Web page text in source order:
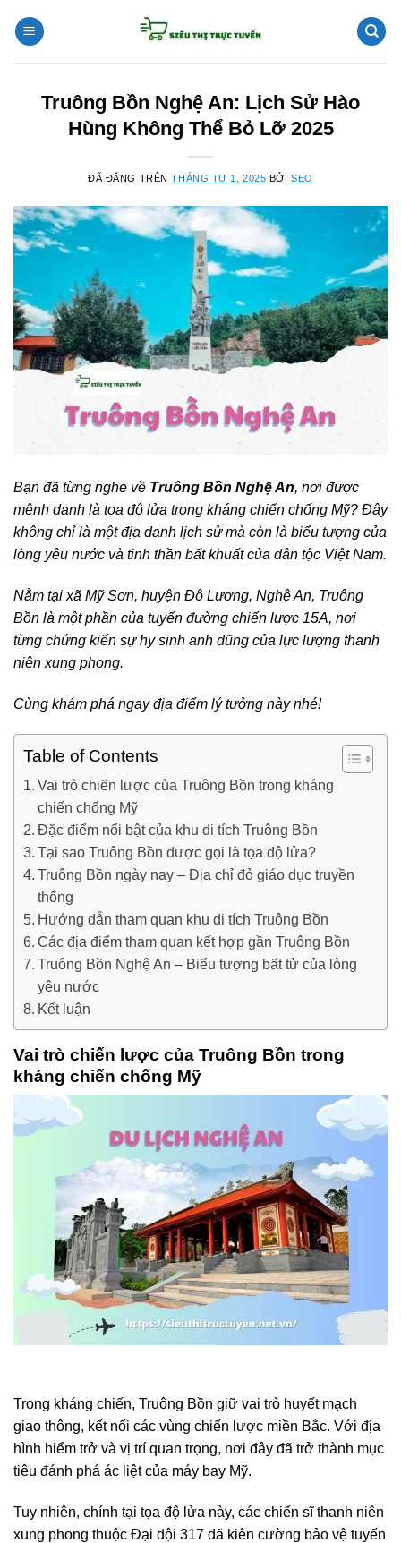
đến
Truông Bồn Nghệ An: Lịch Sử Hào
Hùng Không Thể Bỏ Lỡ 2025
ĐÃ ĐĂNG TRÊNTHÁNG TƯ 1, 2025 BỞISEO
Bạn đã từng nghe về Truông Bồn Nghệ An, nơi được
mệnh danh là tọa độ lửa trong kháng chiến chống Mỹ? Đây
không chỉ là một địa danh lịch sử mà còn là biểu tượng của
lòng yêu nước và tinh thần bất khuất của dân tộc Việt Nam.
Nằm tại xã Mỹ Sơn, huyện Đô Lương, Nghệ An, Truông
Bồn là một phần của tuyến đường chiến lược 15A, nơi
từng chứng kiến sự hy sinh anh dũng của lực lượng thanh
niên xung phong.
Cùng khám phá ngay địa điểm lý tưởng này nhé!
Table of Contents
Vai trò chiến lược của Truông Bồn trong kháng
chiến chống Mỹ
Đặc điểm nổi bật của khu di tích Truông Bồn
Tại sao Truông Bồn được gọi là tọa độ lửa?
Truông Bồn ngày nay – Địa chỉ đỏ giáo dục truyền
thống
Hướng dẫn tham quan khu di tích Truông Bồn
Các địa điểm tham quan kết hợp gần Truông Bồn
Truông Bồn Nghệ An – Biểu tượng bất tử của lòng
yêu nước
Kết luận
Vai trò chiến lược của Truông Bồn trong
kháng chiến chống Mỹ
Trong kháng chiến, Truông Bồn giữ vai trò huyết mạch
giao thông, kết nối các vùng chiến lược miền Bắc. Với địa
hình hiểm trở và vị trí quan trọng, nơi đây đã trở thành mục
tiêu đánh phá ác liệt của máy bay Mỹ.
Tuy nhiên, chính tại tọa độ lửa này, các chiến sĩ thanh niên
xung phong thuộc Đại đội 317 đã kiên cường bảo vệ tuyến